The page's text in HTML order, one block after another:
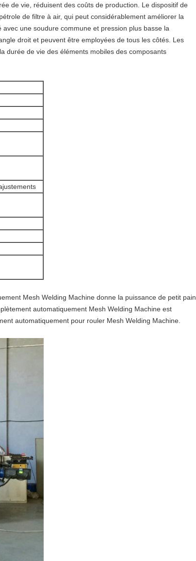
de vie, réduisent des coûts de production. Le dispositif de
de filtre à air, qui peut considérablement améliorer la
une soudure commune et pression plus basse la
droit et peuvent être employées de tous les côtés. Les
durée de vie des éléments mobiles des composants
Mesh Welding Machine donne la puissance de petit pain,
automatiquement Mesh Welding Machine est
automatiquement pour rouler Mesh Welding Machine.